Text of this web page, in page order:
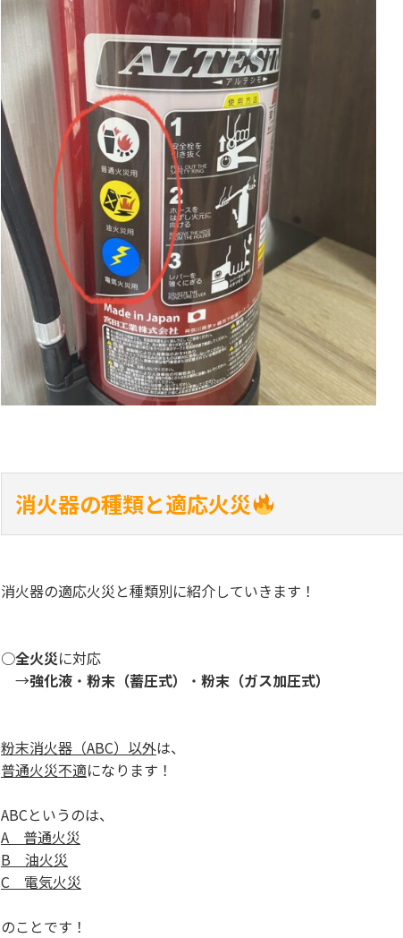
消火器の種類と適応火災
消火器の適応火災と種類別に紹介していきます！
○全火災に対応
→強化液 ・ 粉末（蓄圧式） ・ 粉末（ガス加圧式）
粉末消火器（ABC）以外は、
普通火災不適になります！
ABCというのは、
A 普通火災
B 油火災
C 電気火災
のことです！